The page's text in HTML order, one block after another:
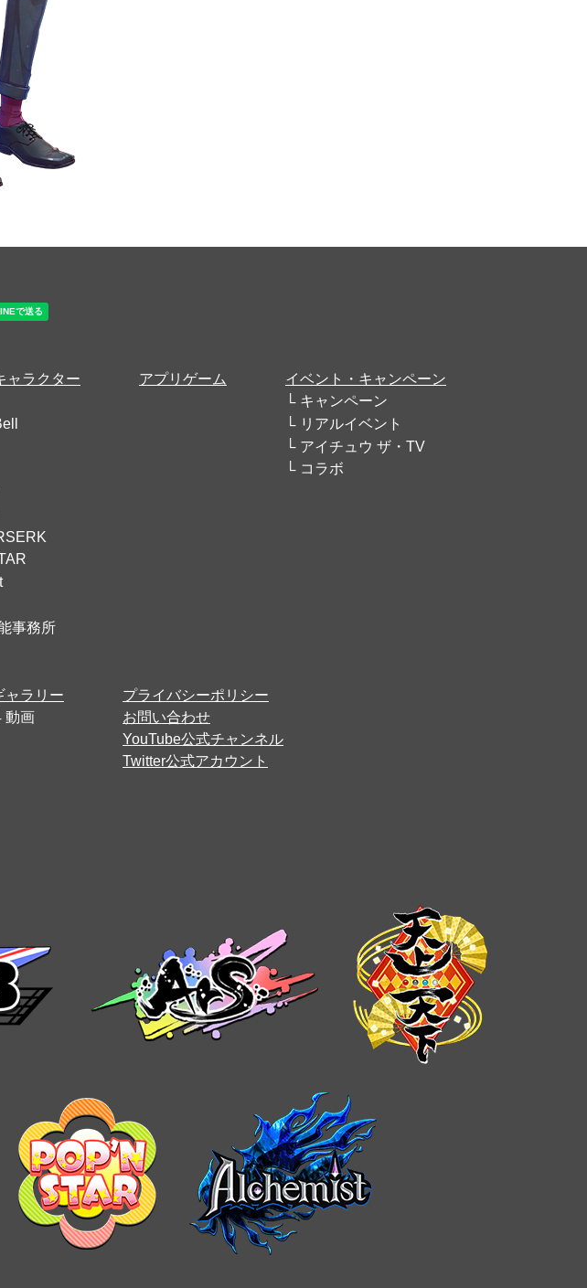
ャラクター
事務所
アプリゲーム
イベント・キャンペーン
キャンペーン
リアルイベント
アイチュウ ザ・TV
コラボ
ャラリー
動画
プライバシーポリシー
お問い合わせ
YouTube公式チャンネル
Twitter公式アカウント